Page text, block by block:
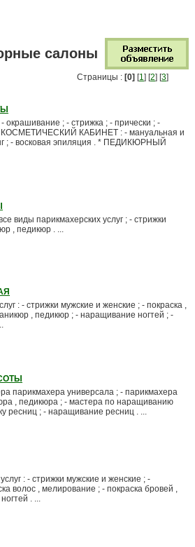
салоны
Страницы : [0] [1] [2] [3]
; - стрижка ; - прически ; -
* КОСМЕТИЧЕСКИЙ КАБИНЕТ : - мануальная и
; - восковая эпиляция . * ПЕДИКЮРНЫЙ
виды парикмахерских услуг ; - стрижки
, педикюр . ...
: - стрижки мужские и женские ; - покраска ,
, педикюр ; - наращивание ногтей ; -
парикмахера универсала ; - парикмахера
, педикюра ; - мастера по наращиванию
ресниц ; - наращивание ресниц . ...
: - стрижки мужские и женские ; -
волос , мелирование ; - покраска бровей ,
. ...